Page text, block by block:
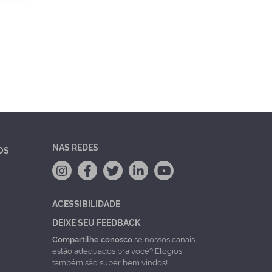
NAS REDES
ACESSIBILIDADE
DEIXE SEU FEEDBACK
Compartilhe conoscose nossos canais
estão adequados pra você? Elogios
também são super bem vindos!